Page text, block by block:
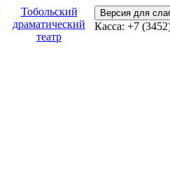
Тобольский
драматический
театр
Версия для
Касса: +7